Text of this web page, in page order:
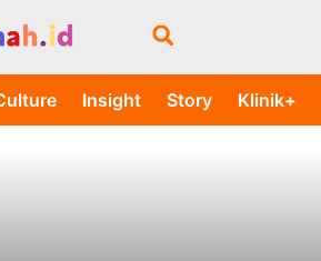
Insight Story Klinik+